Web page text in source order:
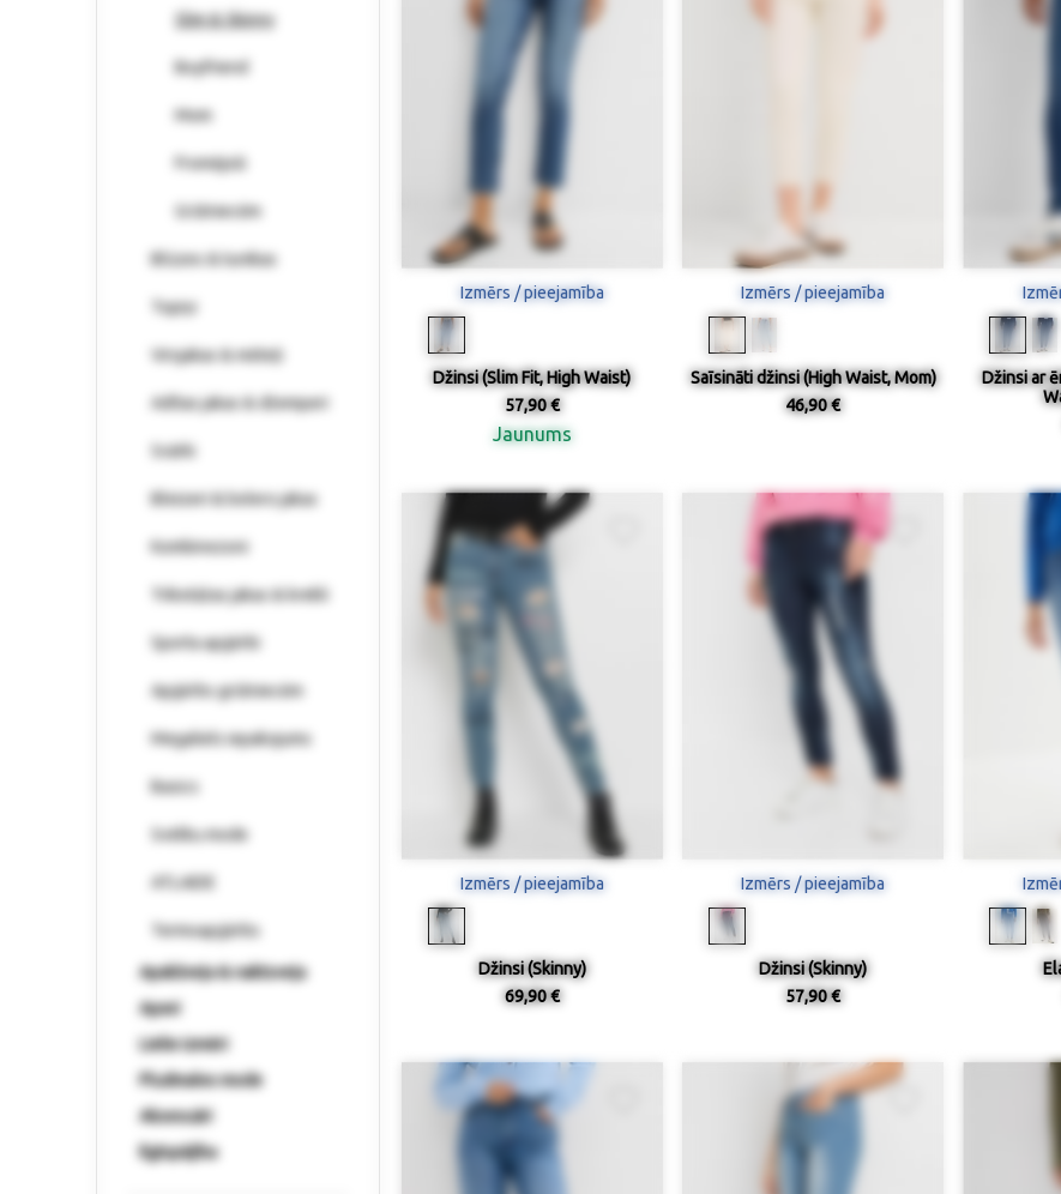
Slim & Skinny
Boyfriend
Mom
Fromējoši
Grūtniecēm
Blūzes & tunikas
Topiņi
Virsjakas & mēteļi
Adītas jakas & džemperi
Svārki
Bleizeri & bolero jakas
Kombinezoni
Trikotāžas jakas & krekli
Sporta apģērbi
Apģērbs grūtniecēm
Megaliels iepakojums
Basics
Svētku mode
ATLAIDE
Termoapģērbs
Apakšveļa & naktsveļa
Apavi
Lielie izmēri
Pludmales mode
Aksesuāri
Ilgtspējība
Izmērs / pieejamība
Džinsi (Slim Fit, High Waist)
57,90 €
Jaunums
Izmērs / pieejamība
Saīsināti džinsi (High Waist, Mom)
46,90 €
Džinsi ar
Izmērs / pieejamība
Džinsi (Skinny)
69,90 €
Izmērs / pieejamība
Džinsi (Skinny)
57,90 €